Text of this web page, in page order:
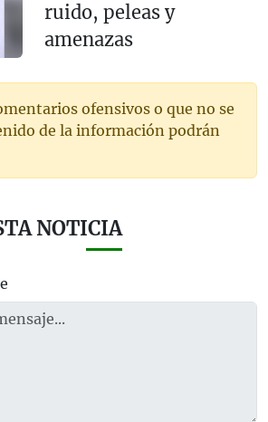
ruido, peleas y
amenazas
ofensivos o que no se
de la información podrán
NOTICIA